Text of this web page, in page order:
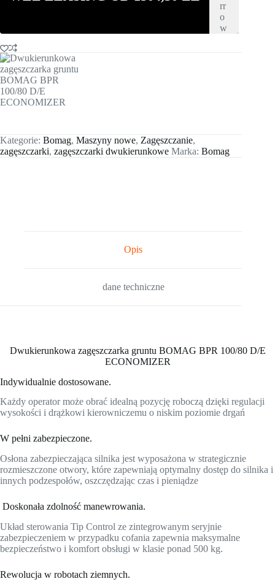
Kategorie: Bomag, Maszyny nowe, Zagęszczanie,
zagęszczarki, zagęszczarki dwukierunkowe Marka: Bomag
Opis
dane techniczne
Dwukierunkowa zagęszczarka gruntu BOMAG BPR 100/80 D/E
ECONOMIZER
Indywidualnie dostosowane.
Każdy operator może obrać idealną pozycję roboczą dzięki regulacji
wysokości i drążkowi kierowniczemu o niskim poziomie drgań
W pełni zabezpieczone.
Osłona zabezpieczająca silnika jest wyposażona w strategicznie
rozmieszczone otwory, które zapewniają optymalny dostęp do silnika i
innych podzespołów, oszczędzając czas i pieniądze
Doskonała zdolność manewrowania.
Układ sterowania Tip Control ze zintegrowanym seryjnie
zabezpieczeniem w przypadku cofania zapewnia maksymalne
bezpieczeństwo i komfort obsługi w klasie ponad 500 kg.
Rewolucja w robotach ziemnych.